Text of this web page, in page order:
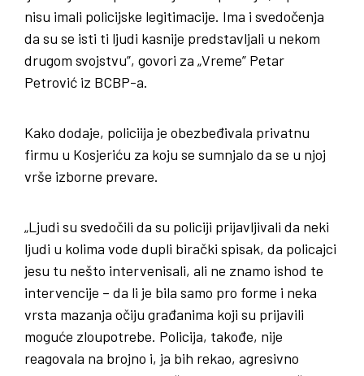
nisu imali policijske legitimacije. Ima i svedočenja
da su se isti ti ljudi kasnije predstavljali u nekom
drugom svojstvu”, govori za „Vreme” Petar
Petrović iz BCBP-a.
Kako dodaje, policiija je obezbeđivala privatnu
firmu u Kosjeriću za koju se sumnjalo da se u njoj
vrše izborne prevare.
„Ljudi su svedočili da su policiji prijavljivali da neki
ljudi u kolima vode dupli birački spisak, da policajci
jesu tu nešto intervenisali, ali ne znamo ishod te
intervencije – da li je bila samo pro forme i neka
vrsta mazanja očiju građanima koji su prijavili
moguće zloupotrebe. Policija, takođe, nije
reagovala na brojno i, ja bih rekao, agresivno